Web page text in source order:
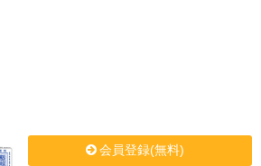
会員登録(無料)